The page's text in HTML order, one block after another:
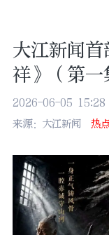
大江新闻
祥》（第一
2026-06-05 15:28
来源：大江新闻
热点